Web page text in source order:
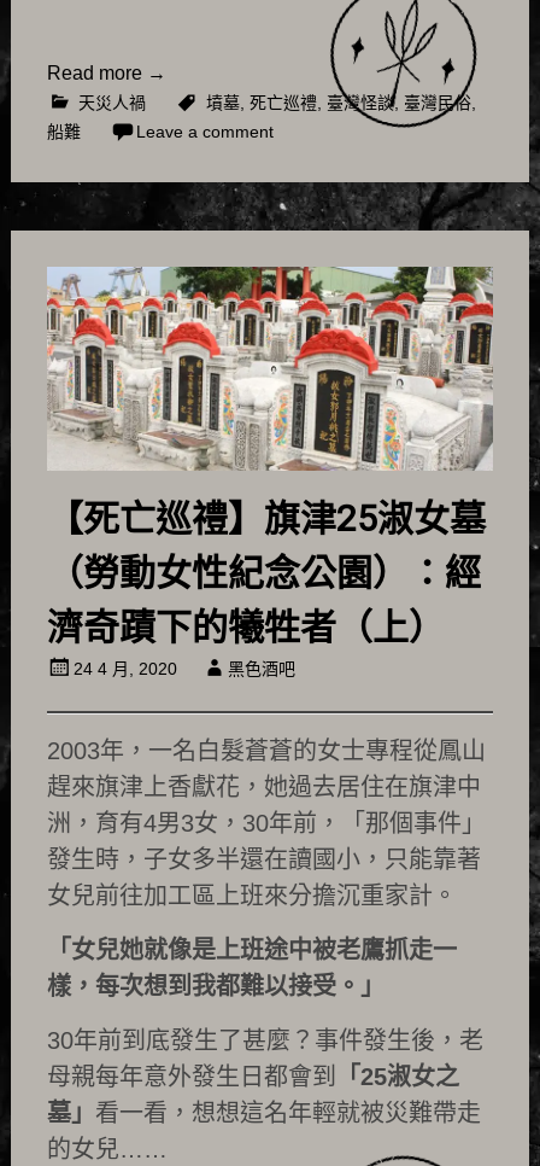
Read more →
天災人禍 墳墓, 死亡巡禮, 臺灣怪談, 臺灣民俗,
船難
Leave a comment
【死亡巡禮】旗津25淑女墓
（勞動女性紀念公園）：經
濟奇蹟下的犧牲者（上）
24 4 月, 2020 黑色酒吧
2003年，一名白髮蒼蒼的女士專程從鳳山
趕來旗津上香獻花，她過去居住在旗津中
洲，育有4男3女，30年前，「那個事件」
發生時，子女多半還在讀國小，只能靠著
女兒前往加工區上班來分擔沉重家計。
「女兒她就像是上班途中被老鷹抓走一
樣，每次想到我都難以接受。」
30年前到底發生了甚麼？事件發生後，老
母親每年意外發生日都會到
「25淑女之
墓」 看一看，想想這名年輕就被災難帶走
的女兒……